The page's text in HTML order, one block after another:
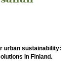
urban sustainability:
in Finland.